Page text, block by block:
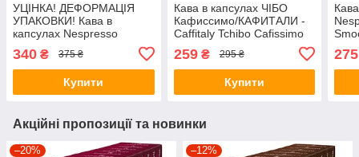
УЦІНКА! ДЕФОРМАЦІЯ
УПАКОВКИ! Кава в
капсулах Nespresso
340 ₴ 375 ₴
Купити
Кава в капсулах ЧІБО
Кафиссимо/КАФИТАЛИ -
Caffitaly Tchibo Cafissimo
Espresso Brasil (коробочка
10 капсул)
259₴ 295 ₴
Купити
275
Акційні пропозиції та новинки
–20% –12%